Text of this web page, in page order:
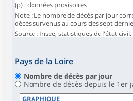
(p) : données provisoires
Note : Le nombre de décès par jour
décès survenus au cours des sept
Source : Insee, statistiques de l'état civil.
Pays de la Loire
Nombre de décès par jour
Nombre de décès depuis le 1er